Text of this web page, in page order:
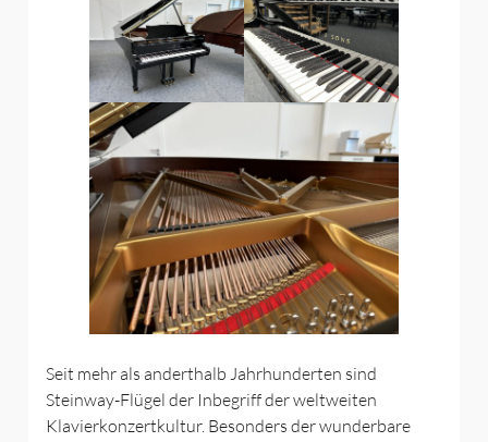
Seit mehr als anderthalb Jahrhunderten sind
Steinway-Flügel der Inbegriff der weltweiten
Klavierkonzertkultur. Besonders der wunderbare